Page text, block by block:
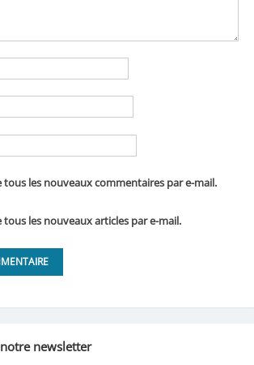
tous les nouveaux commentaires par e-mail.
tous les nouveaux articles par e-mail.
newsletter